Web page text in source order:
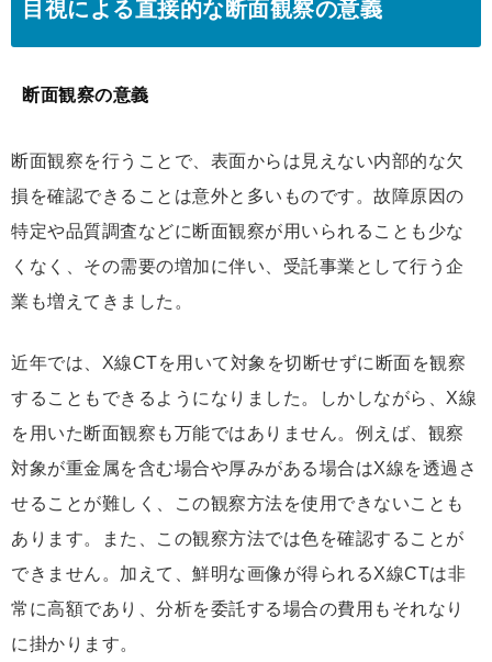
目視による直接的な断面観察の意義
断面観察の意義
断面観察を行うことで、表面からは見えない内部的な欠
損を確認できることは意外と多いものです。故障原因の
特定や品質調査などに断面観察が用いられることも少な
くなく、その需要の増加に伴い、受託事業として行う企
業も増えてきました。
近年では、X線CTを用いて対象を切断せずに断面を観察
することもできるようになりました。しかしながら、X線
を用いた断面観察も万能ではありません。例えば、観察
対象が重金属を含む場合や厚みがある場合はX線を透過さ
せることが難しく、この観察方法を使用できないことも
あります。また、この観察方法では色を確認することが
できません。加えて、鮮明な画像が得られるX線CTは非
常に高額であり、分析を委託する場合の費用もそれなり
に掛かります。